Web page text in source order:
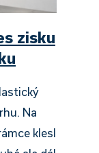
zisku
Na
klesl